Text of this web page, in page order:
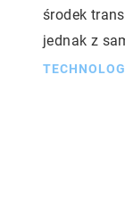
środek
jednak z